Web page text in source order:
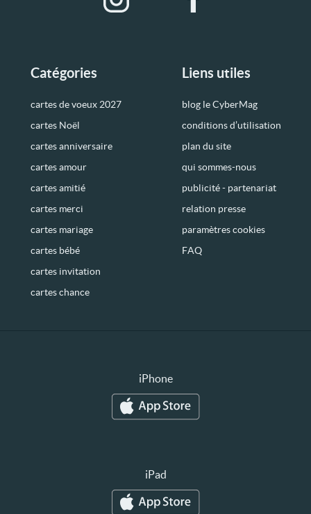
Catégories
cartes de voeux 2027
cartes Noël
cartes anniversaire
cartes amour
cartes amitié
cartes merci
cartes mariage
cartes bébé
cartes invitation
cartes chance
Liens utiles
blog le CyberMag
conditions d’utilisation
plan du site
qui sommes-nous
publicité - partenariat
relation presse
paramètres cookies
FAQ
iPhone
iPad